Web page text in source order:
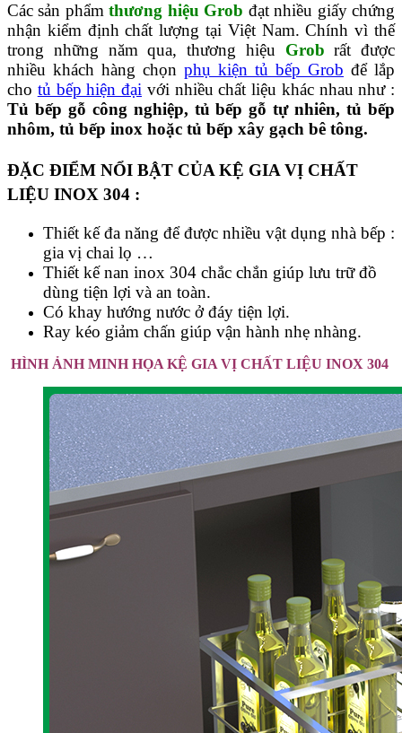
Các sản phẩmthương hiệu Grob đạt nhiều giấy chứng
nhận kiểm định chất lượng tại Việt Nam. Chính vì thế
trong những năm qua, thương hiệu Grob rất được
nhiều khách hàng chọn phụ kiện tủ bếp Grob để lắp
cho tủ bếp hiện đại với nhiều chất liệu khác nhau như :
Tủ bếp gỗ công nghiệp, tủ bếp gỗ tự nhiên, tủ bếp
nhôm, tủ bếp inox hoặc tủ bếp xây gạch bê tông.
ĐẶC ĐIỂM NỔI BẬT CỦA KỆ GIA VỊ CHẤT
LIỆU INOX 304 :
Thiết kế đa năng để được nhiều vật dụng nhà bếp :
gia vị chai lọ …
Thiết kế nan inox 304 chắc chắn giúp lưu trữ đồ
dùng tiện lợi và an toàn.
Có khay hướng nước ở đáy tiện lợi.
Ray kéo giảm chấn giúp vận hành nhẹ nhàng.
HÌNH ẢNH MINH HỌA KỆ GIA VỊ CHẤT LIỆU INOX 304